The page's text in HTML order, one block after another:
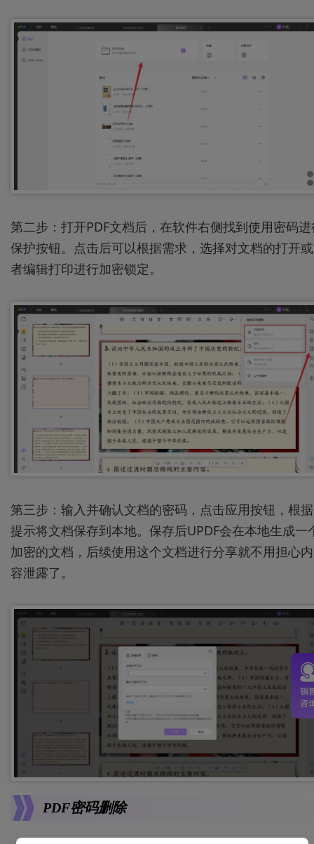
第二步：打开PDF文档后，在软件右侧找到使用密码
保护按钮。点击后可以根据需求，选择对文档的打开或
者编辑打印进行加密锁定。
第三步：输入并确认文档的密码，点击应用按钮，根据
提示将文档保存到本地。保存后UPDF会在本地生成一
加密的文档，后续使用这个文档进行分享就不用担心内
容泄露了。
PDF密码删除